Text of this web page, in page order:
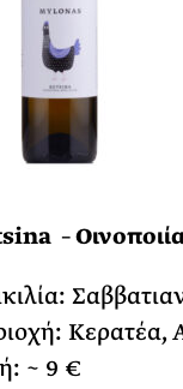
–
Κερατέα,
~ 9 €